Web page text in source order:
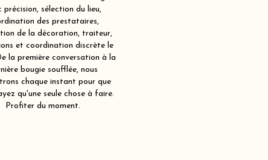
précision, sélection du lieu,
des prestataires,
de la décoration, traiteur,
et coordination discrète le
la première conversation à la
bougie soufflée, nous
chaque instant pour que
qu'une seule chose à faire.
Profiter du moment.